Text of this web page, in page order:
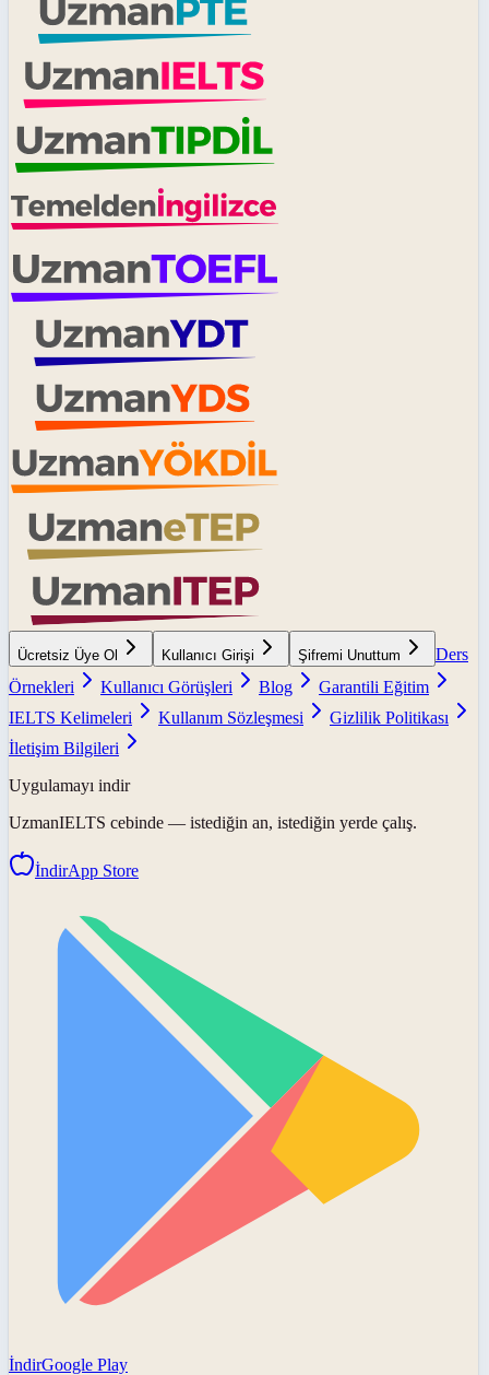
Ücretsiz Üye Ol Kullanıcı Girişi Şifremi Unuttum
Ders
Örnekleri
Kullanıcı Görüşleri Blog
Garantili Eğitim
IELTS Kelimeleri
Kullanım Sözleşmesi
Gizlilik Politikası
İletişim Bilgileri
Uygulamayı indir
UzmanIELTS cebinde — istediğin an, istediğin yerde çalış.
İndirApp Store
İndirGoogle Play